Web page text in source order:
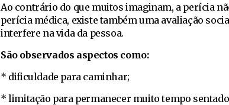
Ao contrário do que muitos imaginam, a perícia
perícia médica, existe também uma avaliação
interfere na vida da pessoa.
São observados aspectos como:
* dificuldade para caminhar;
* limitação para permanecer muito tempo sentado